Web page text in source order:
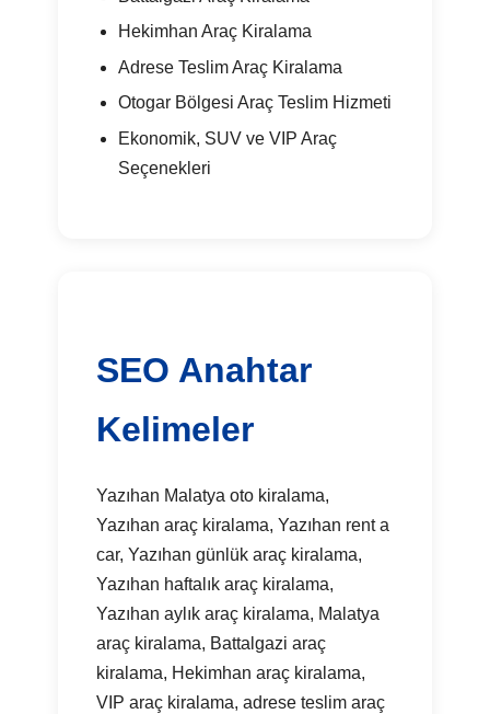
Hekimhan Araç Kiralama
Adrese Teslim Araç Kiralama
Otogar Bölgesi Araç Teslim Hizmeti
Ekonomik, SUV ve VIP Araç
Seçenekleri
SEO Anahtar
Kelimeler
Yazıhan Malatya oto kiralama,
Yazıhan araç kiralama, Yazıhan rent a
car, Yazıhan günlük araç kiralama,
Yazıhan haftalık araç kiralama,
Yazıhan aylık araç kiralama, Malatya
araç kiralama, Battalgazi araç
kiralama, Hekimhan araç kiralama,
VIP araç kiralama, adrese teslim araç